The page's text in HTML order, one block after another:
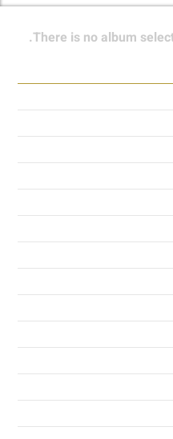
There is no album